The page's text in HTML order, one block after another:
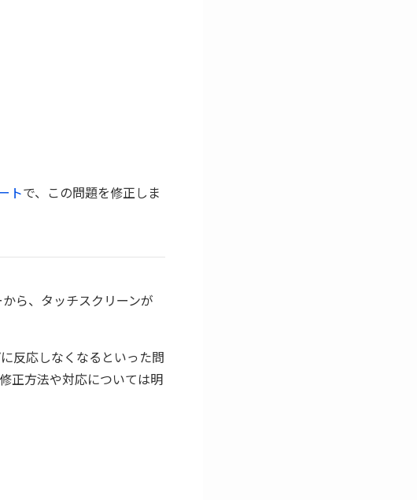
トで、この問題を修正しま
ら、タッチスクリーンが
反応しなくなるといった問
正方法や対応については明